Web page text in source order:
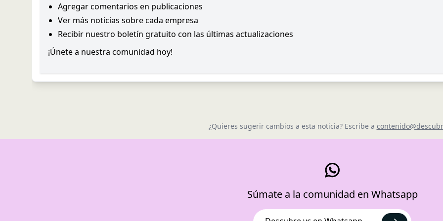
Agregar comentarios en publicaciones
Ver más noticias sobre cada empresa
Recibir nuestro boletín gratuito con las últimas actualizaciones
¡Únete a nuestra comunidad hoy!
¿Quieres sugerir cambios a esta noticia? Escribe a
Súmate a la comunidad en Whatsapp